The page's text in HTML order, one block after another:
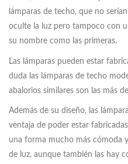
lámparas de techo, que no
oculte la luz pero tampoco con
su nombre como las primeras.
Las lámparas pueden estar
duda las lámparas de techo
abalorios similares son las más
Además de su diseño, las
ventaja de poder estar
una forma mucho más cómoda
de luz, aunque también las hay